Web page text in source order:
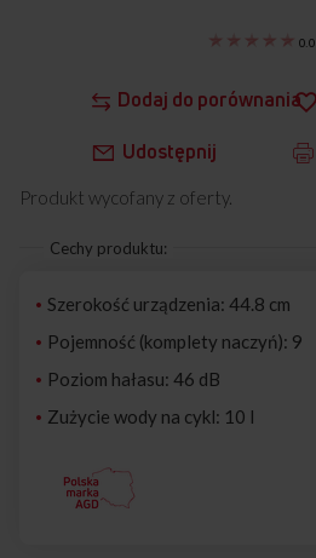
Dodaj do porównania
Udostępnij
0.0
Produkt wycofany z oferty.
Cechy produktu:
Szerokość urządzenia: 44.8 cm
Pojemność (komplety naczyń): 9
Poziom hałasu: 46 dB
Zużycie wody na cykl: 10 l